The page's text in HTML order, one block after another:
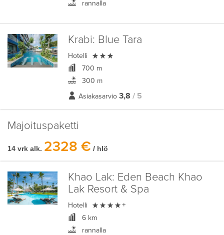
rannalla
Krabi: Blue Tara
Hotelli 
700 m
300 m
Asiakasarvio 3,8 / 5
Majoituspaketti
14 vrk alk. 2328 € / hlö
Khao Lak: Eden Beach Khao
Lak Resort & Spa
Hotelli  +
6 km
rannalla